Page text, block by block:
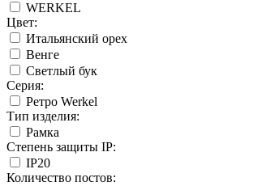
WERKEL
Цвет:
Итальянский орех
Венге
Светлый бук
Серия:
Ретро Werkel
Тип изделия:
Рамка
Степень защиты IP:
IP20
Количество постов: